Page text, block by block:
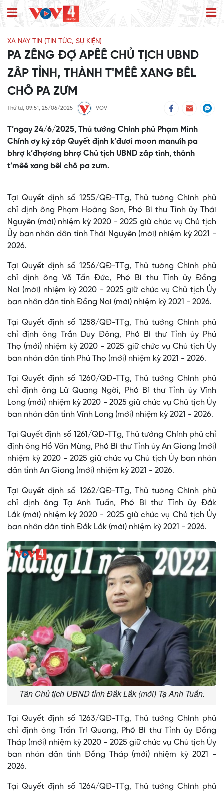
XA NAY TIN (TIN TỨC, SỰ KIỆN)
PA ZÊNG ĐỢ APÊÊ CHỦ TỊCH UBND
ZÂP TỈNH, THÀNH T'MÊÊ XANG BÊL
CHÔ PA ZƯM
Thứ tư, 09:51, 25/06/2025 VOV
T’ngay 24/6/2025, Thủ tướng Chính phủ Phạm Minh
Chính ơy ký zâp Quyết định k’đươi moon manưih pa
bhrợ k’đhợơng bhrợ Chủ tịch UBND zâp tỉnh, thành
t’mêê xang bêl chô pa zưm.
Tại Quyết định số 1255/QĐ-TTg, Thủ tướng Chính phủ
chỉ định ông Phạm Hoàng Sơn, Phó Bí thư Tỉnh ủy Thái
Nguyên (mới) nhiệm kỳ 2020 - 2025 giữ chức vụ Chủ tịch
Ủy ban nhân dân tỉnh Thái Nguyên (mới) nhiệm kỳ 2021 -
2026.
Tại Quyết định số 1256/QĐ-TTg, Thủ tướng Chính phủ
chỉ định ông Võ Tấn Đức, Phó Bí thư Tỉnh ủy Đồng
Nai (mới) nhiệm kỳ 2020 - 2025 giữ chức vụ Chủ tịch Ủy
ban nhân dân tỉnh Đồng Nai (mới) nhiệm kỳ 2021 - 2026.
Tại Quyết định số 1258/QĐ-TTg, Thủ tướng Chính phủ
chỉ định ông Trần Duy Đông, Phó Bí thư Tỉnh ủy Phú
Thọ (mới) nhiệm kỳ 2020 - 2025 giữ chức vụ Chủ tịch Ủy
ban nhân dân tỉnh Phú Thọ (mới) nhiệm kỳ 2021 - 2026.
Tại Quyết định số 1260/QĐ-TTg, Thủ tướng Chính phủ
chỉ định ông Lữ Quang Ngời, Phó Bí thư Tỉnh ủy Vĩnh
Long (mới) nhiệm kỳ 2020 - 2025 giữ chức vụ Chủ tịch Ủy
ban nhân dân tỉnh Vĩnh Long (mới) nhiệm kỳ 2021 - 2026.
Tại Quyết định số 1261/QĐ-TTg, Thủ tướng Chính phủ chỉ
định ông Hồ Văn Mừng, Phó Bí thư Tỉnh ủy An Giang (mới)
nhiệm kỳ 2020 - 2025 giữ chức vụ Chủ tịch Ủy ban nhân
dân tỉnh An Giang (mới) nhiệm kỳ 2021 - 2026.
Tại Quyết định số 1262/QĐ-TTg, Thủ tướng Chính phủ
chỉ định ông Tạ Anh Tuấn, Phó Bí thư Tỉnh ủy Đắk
Lắk (mới) nhiệm kỳ 2020 - 2025 giữ chức vụ Chủ tịch Ủy
ban nhân dân tỉnh Đắk Lắk (mới) nhiệm kỳ 2021 - 2026.
Tân Chủ tịch UBND tỉnh Đắk Lắk (mới) Tạ Anh Tuấn.
Tại Quyết định số 1263/QĐ-TTg, Thủ tướng Chính phủ
chỉ định ông Trần Trí Quang, Phó Bí thư Tỉnh ủy Đồng
Tháp (mới) nhiệm kỳ 2020 - 2025 giữ chức vụ Chủ tịch Ủy
ban nhân dân tỉnh Đồng Tháp (mới) nhiệm kỳ 2021 -
2026.
Tại Quyết định số 1264/QĐ-TTg, Thủ tướng Chính phủ